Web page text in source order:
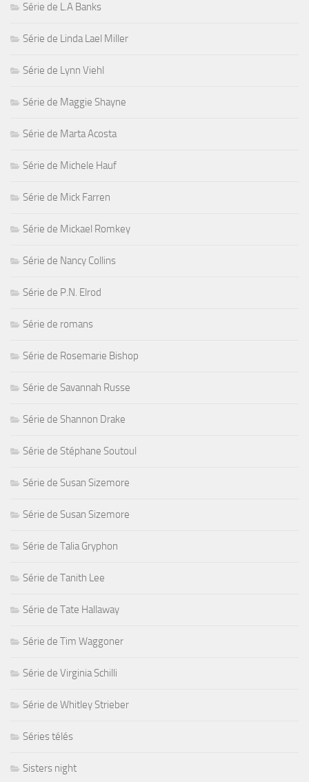
Série de L.A Banks
Série de Linda Lael Miller
Série de Lynn Viehl
Série de Maggie Shayne
Série de Marta Acosta
Série de Michele Hauf
Série de Mick Farren
Série de Mickael Romkey
Série de Nancy Collins
Série de P.N. Elrod
Série de romans
Série de Rosemarie Bishop
Série de Savannah Russe
Série de Shannon Drake
Série de Stéphane Soutoul
Série de Susan Sizemore
Série de Susan Sizemore
Série de Talia Gryphon
Série de Tanith Lee
Série de Tate Hallaway
Série de Tim Waggoner
Série de Virginia Schilli
Série de Whitley Strieber
Séries télés
Sisters night